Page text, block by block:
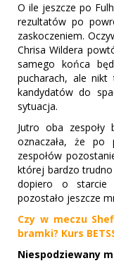
O ile jeszcze po
rezultatów po
zaskoczeniem.
Chrisa Wildera
samego końca
pucharach, ale nikt
kandydatów do
sytuacja.
Jutro oba zespoły
oznaczała, że
zespołów
której bardzo
dopiero o starcie
pozostało jeszcze
Czy w meczu
bramki? Kurs
Niespodziewany